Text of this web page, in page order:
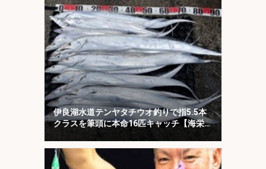
伊良湖水道テンヤタチウオ釣りで指5.5本
クラスを筆頭に本命16匹キャッチ【海栄